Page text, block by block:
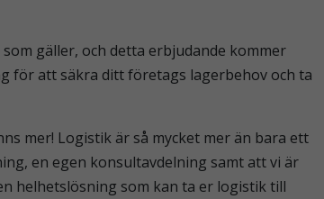
gäller, och detta erbjudande kommer
för att säkra ditt företags lagerbehov och ta
mer! Logistik är så mycket mer än bara ett
en egen konsultavdelning samt att vi är
helhetslösning som kan ta er logistik till